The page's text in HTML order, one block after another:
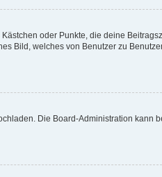
oder Punkte, die deine
Bild, welches von Benutzer zu
Die Board-Administration kann